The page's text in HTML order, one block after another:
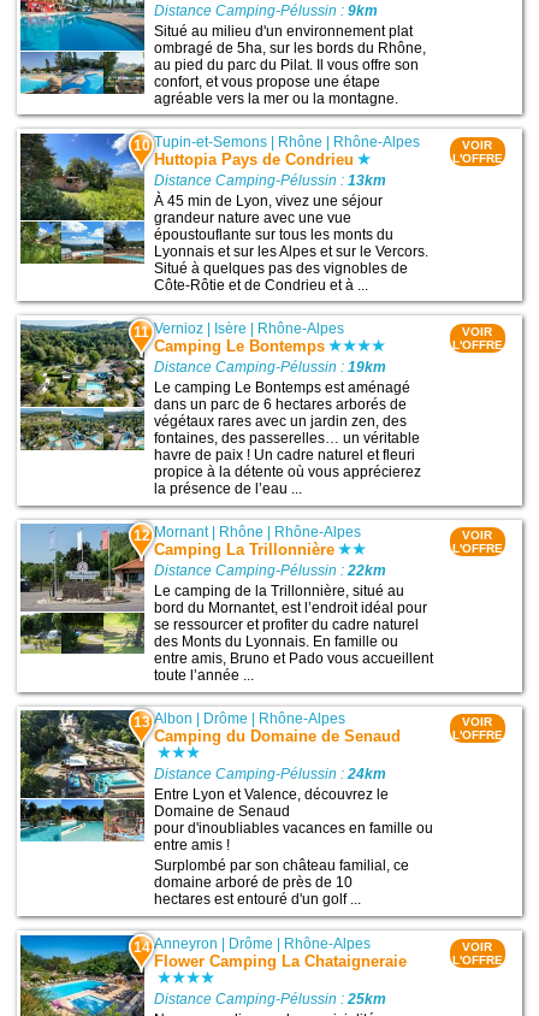
Distance Camping-Pélussin :9km
Situé au milieu d'un environnement plat
ombragé de 5ha, sur les bords du Rhône,
au pied du parc du Pilat. Il vous offre son
confort, et vous propose une étape
agréable vers la mer ou la montagne.
10 Tupin-et-Semons | Rhône | Rhône-Alpes
Huttopia Pays de Condrieu
Distance Camping-Pélussin :13km
À 45 min de Lyon, vivez une séjour
grandeur nature avec une vue
époustouflante sur tous les monts du
Lyonnais et sur les Alpes et sur le Vercors.
Situé à quelques pas des vignobles de
Côte-Rôtie et de Condrieu et à ...
VOIR
L'OFFRE
11 Vernioz Isère Rhône-Alpes
Camping Le Bontemps
Distance Camping-Pélussin :19km
Le camping Le Bontemps est aménagé
dans un parc de 6 hectares arborés de
végétaux rares avec un jardin zen, des
fontaines, des passerelles… un véritable
havre de paix ! Un cadre naturel et fleuri
propice à la détente où vous apprécierez
la présence de l’eau ...
VOIR
L'OFFRE
12 Mornant| Rhône Rhône-Alpes
Camping La Trillonnière
Distance Camping-Pélussin :22km
Le camping de la Trillonnière, situé au
bord du Mornantet, est l’endroit idéal pour
se ressourcer et profiter du cadre naturel
des Monts du Lyonnais. En famille ou
entre amis, Bruno et Pado vous accueillent
toute l’année ...
VOIR
L'OFFRE
13 Albon Drôme Rhône-Alpes
Camping du Domaine de Senaud
Distance Camping-Pélussin :24km
Entre Lyon et Valence, découvrez le
Domaine de Senaud
pour d'inoubliables vacances en famille ou
entre amis !
Surplombé par son château familial, ce
domaine arboré de près de 10
hectares est entouré d'un golf ...
VOIR
L'OFFRE
14 Anneyron | Drôme | Rhône-Alpes
Flower Camping La Chataigneraie
Distance Camping-Pélussin :25km
VOIR
L'OFFRE